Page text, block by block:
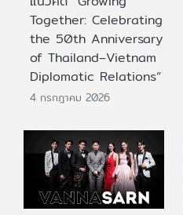
Together: Celebrating
the 50th Anniversary
of Thailand–Vietnam
Diplomatic Relations”
4 กรกฎาคม 2026